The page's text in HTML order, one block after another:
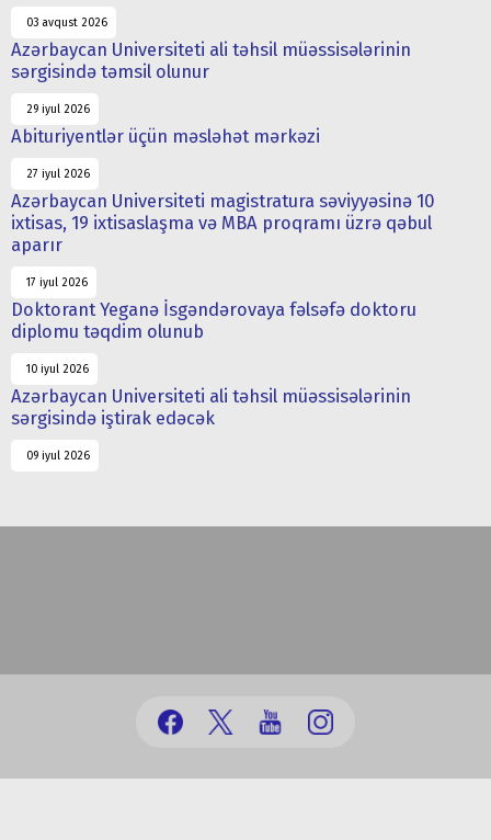
03 avqust 2026
Azərbaycan Universiteti ali təhsil müəssisələrinin
sərgisində təmsil olunur
29 iyul 2026
Abituriyentlər üçün məsləhət mərkəzi
27 iyul 2026
Azərbaycan Universiteti magistratura səviyyəsinə 10
ixtisas, 19 ixtisaslaşma və MBA proqramı üzrə qəbul
aparır
17 iyul 2026
Doktorant Yeganə İsgəndərovaya fəlsəfə doktoru
diplomu təqdim olunub
10 iyul 2026
Azərbaycan Universiteti ali təhsil müəssisələrinin
sərgisində iştirak edəcək
09 iyul 2026